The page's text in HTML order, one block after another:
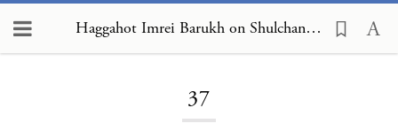
Haggahot Imrei Barukh on Shulchan Arukh, Choshen Mishpat 37
37